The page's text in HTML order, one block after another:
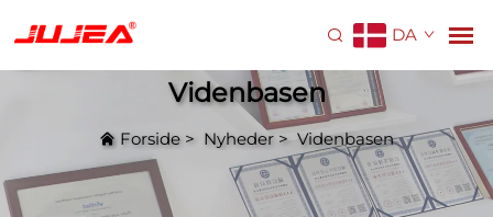
DA
Videnbasen
Forside > Nyheder > Videnbasen